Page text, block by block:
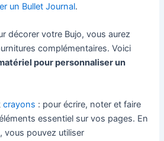
un Bullet Journal.
décorer votre Bujo, vous aurez
complémentaires. Voici
pour personnaliser un
crayons : pour écrire, noter et faire
essentiel sur vos pages. En
vous pouvez utiliser